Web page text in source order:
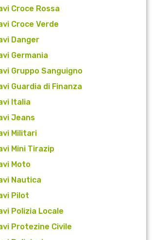
Croce Rossa
Croce Verde
Danger
Germania
Gruppo Sanguigno
Guardia di Finanza
Italia
Jeans
Militari
Mini Tirazip
Moto
Nautica
Pilot
Polizia Locale
Protezine Civile